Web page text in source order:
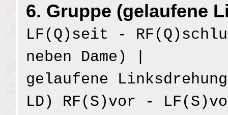
6. Gruppe (gelaufene
LF(Q)seit -
neben Dame) |
gelaufene
LD) RF(S)vor -